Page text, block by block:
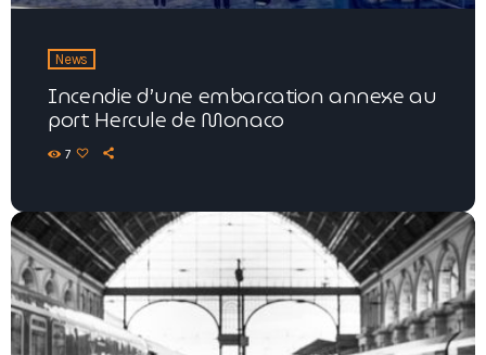
News
Incendie d’une embarcation annexe au
port Hercule de Monaco
7